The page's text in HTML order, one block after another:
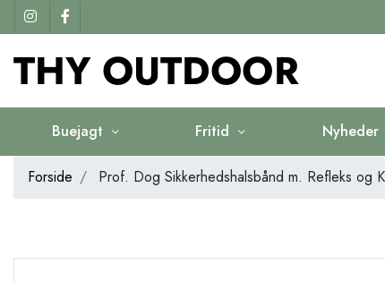
Buejagt Fritid Nyheder
Forside Prof. Dog Sikkerhedshalsbånd m. Refleks og